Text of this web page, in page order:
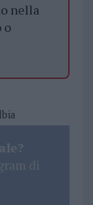
nella
o
di